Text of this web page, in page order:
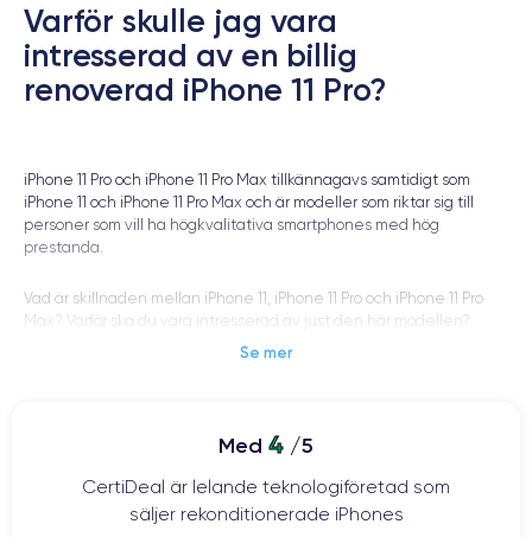
Varför skulle jag vara
intresserad av en billig
renoverad iPhone 11 Pro?
iPhone 11 Pro och iPhone 11 Pro Max tillkännagavs samtidigt som
iPhone 11 och iPhone 11 Pro Max och är modeller som riktar sig till
personer som vill ha högkvalitativa smartphones med hög
prestanda.
Vad är skillnaden mellan iPhone 11, iPhone 11 Pro och iPhone 11 Pro
Max? Varför ska du vara intresserad av just den här modellen?
Det är frågor som vi kommer att besvara i vår artikel.
Bakgrund till lanseringen av iPhone 11 Pro
Se mer
Med 4 /5
CertiDeal är lelande teknologiföretad som
säljer rekonditionerade iPhones